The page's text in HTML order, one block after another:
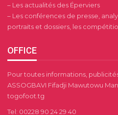
– Les actualités des Éperviers
– Les conférences de presse,
portraits et dossiers, les
OFFICE
Pour toutes informations,
ASSOGBAVI Fifadji Mawutowu
togofoot.tg
Tel: 00228 90 24 29 40